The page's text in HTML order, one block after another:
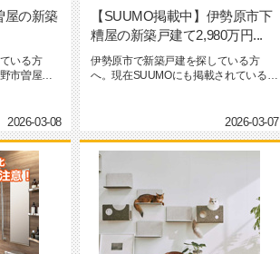
屋の新築
いる方
市曽屋に
2026-03-08
【SUUMO掲載中】伊勢原市下
糟屋の新築戸建て2,980万円...
伊勢原市で新築戸建を探している方
へ。現在SUUMOにも掲載されている**
2026-03-07